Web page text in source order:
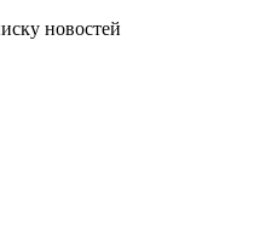
новостей